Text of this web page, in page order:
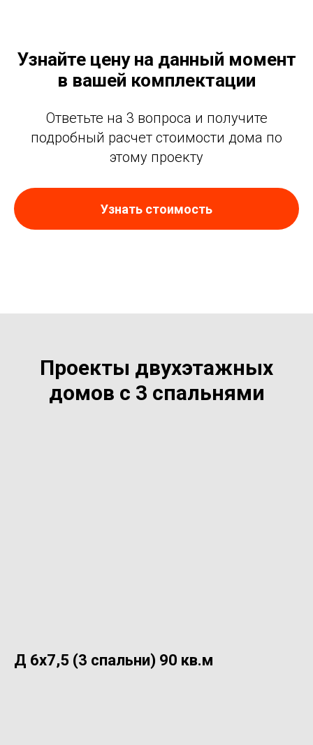
Узнайте цену на данный момент
в вашей комплектации
Ответьте на 3 вопроса и получите
подробный расчет стоимости дома по
этому проекту
Узнать стоимость
Проекты двухэтажных
домов с 3 спальнями
Д 6х7,5 (3 спальни) 90 кв.м